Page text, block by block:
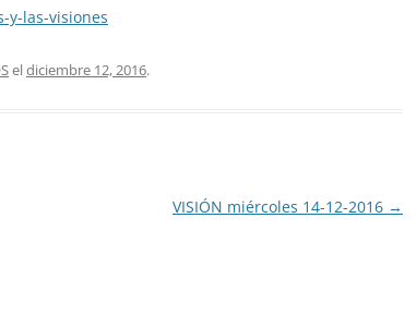
y-las-visiones
eldiciembre 12, 2016.
VISIÓN miércoles 14-12-2016 →